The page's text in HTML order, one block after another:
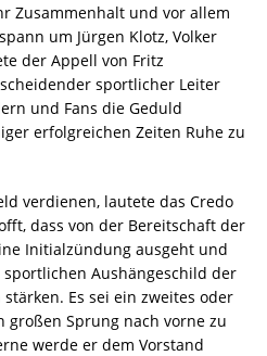
Zusammenhalt und vor allem
um Jürgen Klotz, Volker
der Appell von Fritz
sportlicher Leiter
und Fans die Geduld
erfolgreichen Zeiten Ruhe zu
verdienen, lautete das Credo
dass von der Bereitschaft der
Initialzündung ausgeht und
Aushängeschild der
Es sei ein zweites oder
großen Sprung nach vorne zu
werde er dem Vorstand